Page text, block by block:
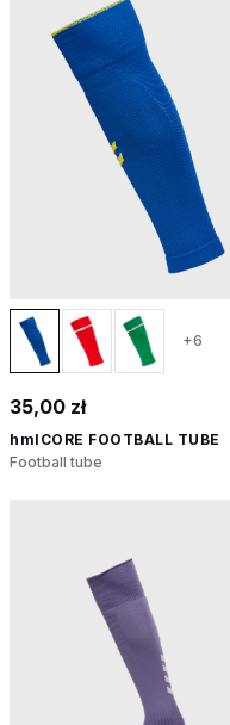
+6
35,00 zł
hmlCORE FOOTBALL TUBE
Football tube